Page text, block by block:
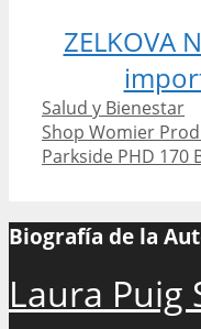
ZELKOVA
Categories
Salud y Bienestar
Post
navigation
Shop Womier
Parkside PHD 170
Biografía de la
Laura Puig